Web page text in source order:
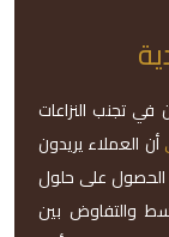
في تجنب النزاعات
أن العملاء يريدون
الحصول على حلول
والتفاوض بين